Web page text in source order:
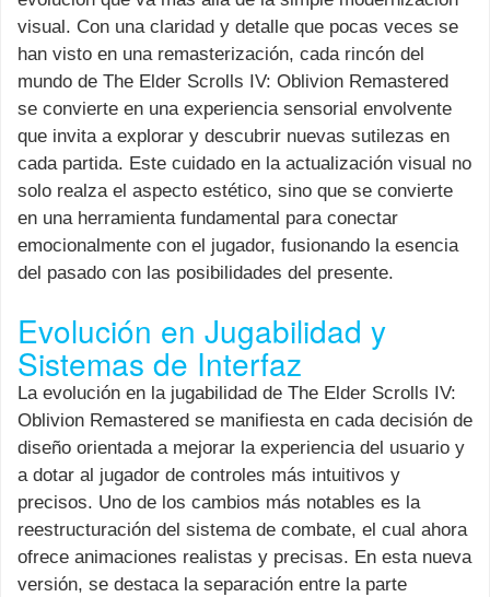
visual. Con una claridad y detalle que pocas veces se
han visto en una remasterización, cada rincón del
mundo de The Elder Scrolls IV: Oblivion Remastered
se convierte en una experiencia sensorial envolvente
que invita a explorar y descubrir nuevas sutilezas en
cada partida. Este cuidado en la actualización visual no
solo realza el aspecto estético, sino que se convierte
en una herramienta fundamental para conectar
emocionalmente con el jugador, fusionando la esencia
del pasado con las posibilidades del presente.
Evolución en Jugabilidad y
Sistemas de Interfaz
La evolución en la jugabilidad de The Elder Scrolls IV:
Oblivion Remastered se manifiesta en cada decisión de
diseño orientada a mejorar la experiencia del usuario y
a dotar al jugador de controles más intuitivos y
precisos. Uno de los cambios más notables es la
reestructuración del sistema de combate, el cual ahora
ofrece animaciones realistas y precisas. En esta nueva
versión, se destaca la separación entre la parte